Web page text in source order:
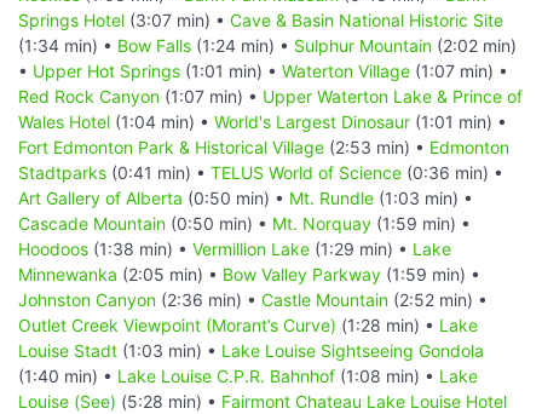
Springs Hotel (3:07 min) • Cave & Basin National Historic Site
(1:34 min) • Bow Falls (1:24 min) • Sulphur Mountain (2:02 min)
• Upper Hot Springs (1:01 min) • Waterton Village (1:07 min) •
Red Rock Canyon (1:07 min) • Upper Waterton Lake & Prince of
Wales Hotel (1:04 min) • World's Largest Dinosaur (1:01 min) •
Fort Edmonton Park & Historical Village (2:53 min) • Edmonton
Stadtparks (0:41 min) • TELUS World of Science (0:36 min) •
Art Gallery of Alberta (0:50 min) • Mt. Rundle (1:03 min) •
Cascade Mountain (0:50 min) • Mt. Norquay (1:59 min) •
Hoodoos (1:38 min) • Vermillion Lake (1:29 min) • Lake
Minnewanka (2:05 min) • Bow Valley Parkway (1:59 min) •
Johnston Canyon (2:36 min) • Castle Mountain (2:52 min) •
Outlet Creek Viewpoint (Morant’s Curve) (1:28 min) • Lake
Louise Stadt (1:03 min) • Lake Louise Sightseeing Gondola
(1:40 min) • Lake Louise C.P.R. Bahnhof (1:08 min) • Lake
Louise (See) (5:28 min) • Fairmont Chateau Lake Louise Hotel